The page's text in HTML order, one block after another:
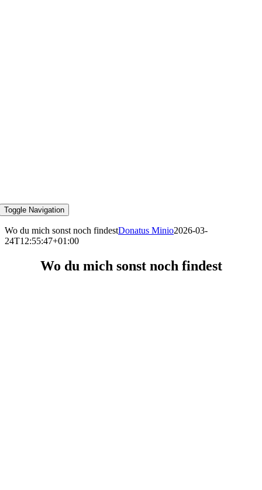
Toggle Navigation
Wo du mich sonst noch findestDonatus Minio2026-03-
24T12:55:47+01:00
Wo du mich sonst noch findest